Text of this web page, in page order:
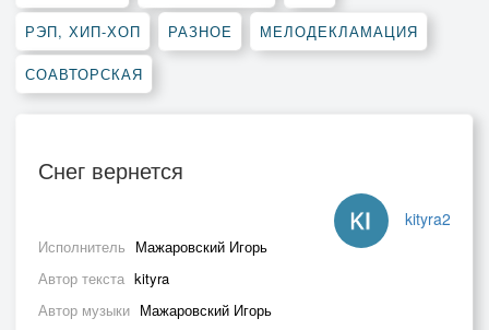
РЭП, ХИП-ХОП РАЗНОЕ МЕЛОДЕКЛАМАЦИЯ
СОАВТОРСКАЯ
Снег вернется
kityra2
Исполнитель Мажаровский Игорь
Автор текста kityra
Автор музыки Мажаровский Игорь